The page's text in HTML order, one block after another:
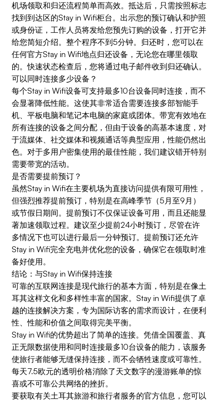
机场领取和归还流程简单而高效。抵达后，只需按照标志
找到到达区的Stay in Wifi柜台。出示您的预订确认和护照
或身份证，工作人员将发给您预先订购的设备，打开它并
给您简短介绍。整个程序不到5分钟。归还时，您可以在
任何官方Stay in Wifi地点归还设备，无论您在哪里领取
的。快速状态检查后，您将通过电子邮件收到归还确认。
可以同时连接多少设备？
每个Stay in Wifi设备可支持最多10台设备同时连接，而不
会显著降低性能。这使其非常适合需要连接多部智能手
机、平板电脑和笔记本电脑的家庭或团体。带宽有效地在
所有连接的设备之间分配，但由于设备的高基本速度，对
于流媒体、社交媒体和视频通话等典型应用，性能仍然出
色。对于多用户密集使用的最佳性能，我们建议错开特别
需要带宽的活动。
是否需要提前预订？
虽然Stay in Wifi在主要机场为直接访问提供有限可用性，
但强烈推荐提前预订，特别是在高峰季节（5月至9月）
或节假日期间。提前预订不仅保证设备可用，而且还能显
著加速领取过程。建议至少提前24小时预订，尽管在许
多情况下也可以进行最后一分钟预订。提前预订还允许
Stay in Wifi完全充电并优化您的设备，确保它在领取时准
备好使用。
结论：与Stay in Wifi保持连接
可靠的互联网连接是现代旅行的基本方面，特别是在像土
耳其这样文化和多样性丰富的国家。Stay in Wifi提供了卓
越的连接解决方案，专为国际访客的需求而设计，在便利
性、性能和价值之间取得完美平衡。
Stay in Wifi的优势超出了简单的连接。凭借全国覆盖、真
正无限数据使用和同时连接最多10台设备的能力，该服务
使旅行者能够无缝保持连接，而不会牺牲速度或可靠性。
每天7.5欧元的透明价格消除了天文数字的漫游账单的惊
喜或不可靠公共网络的挫折。
要获取有关土耳其旅游和旅行者服务的官方信息，您可以